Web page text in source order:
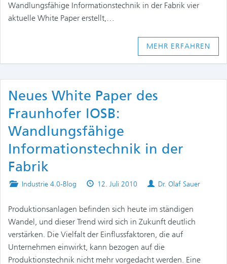
Wandlungsfähige Informationstechnik in der Fabrik vier
aktuelle White Paper erstellt,…
MEHR ERFAHREN
Neues White Paper des
Fraunhofer IOSB:
Wandlungsfähige
Informationstechnik in der
Fabrik
Posted
Industrie 4.0-Blog
Published
12. Juli 2010 Authors
Dr. Olaf Sauer
Produktionsanlagen befinden sich heute im ständigen
Wandel, und dieser Trend wird sich in Zukunft deutlich
verstärken. Die Vielfalt der Einflussfaktoren, die auf
Unternehmen einwirkt, kann bezogen auf die
Produktionstechnik nicht mehr vorgedacht werden. Eine